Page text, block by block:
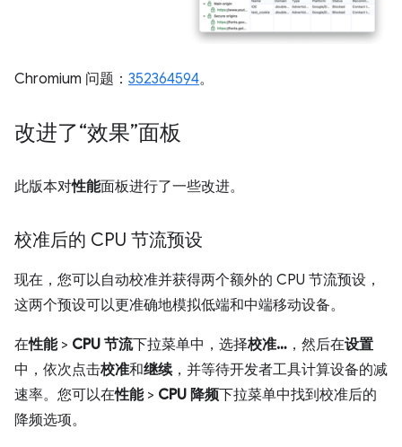
Chromium 问题： 352364594。
改进了“效果”面板
此版本对性能面板进行了一些改进。
校准后的 CPU 节流预设
现在，您可以自动校准并获得两个额外的 CPU 节流预设，
这两个预设可以更准确地模拟低端和中端移动设备。
在性能> CPU 节流下拉菜单中，选择校准… ，然后在设置
中，依次点击校准和继续，并等待开发者工具计算设备的减
速率。您可以在性能> CPU 降频下拉菜单中找到校准后的
降频选项。